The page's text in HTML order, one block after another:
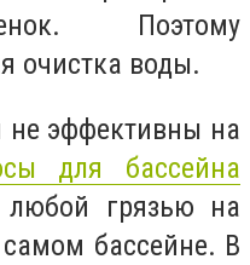
Поэтому
очистка воды.
не эффективны на
для бассейна
любой грязью на
бассейне. В